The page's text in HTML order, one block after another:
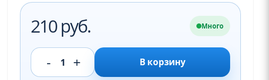
210 руб. Много
- 1 + В корзину